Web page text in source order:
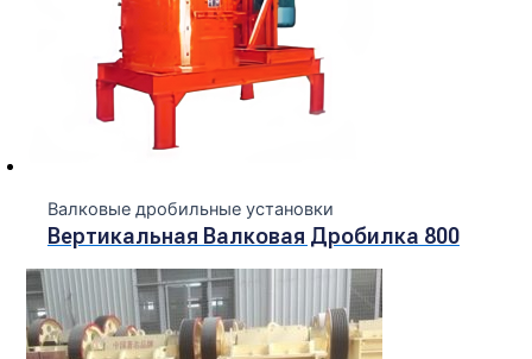
Валковые дробильные установки
Вертикальная Валковая Дробилка 800